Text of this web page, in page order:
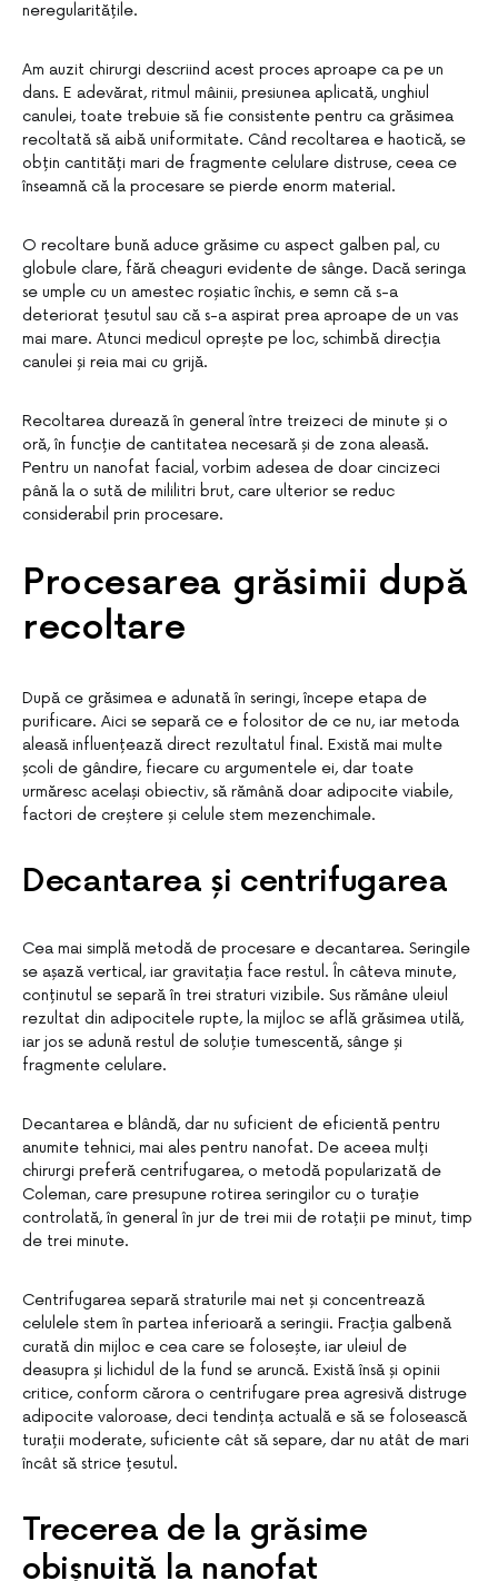
neregularitățile.
Am auzit chirurgi descriind acest proces aproape ca pe un
dans. E adevărat, ritmul mâinii, presiunea aplicată, unghiul
canulei, toate trebuie să fie consistente pentru ca grăsimea
recoltată să aibă uniformitate. Când recoltarea e haotică, se
obțin cantități mari de fragmente celulare distruse, ceea ce
înseamnă că la procesare se pierde enorm material.
O recoltare bună aduce grăsime cu aspect galben pal, cu
globule clare, fără cheaguri evidente de sânge. Dacă seringa
se umple cu un amestec roșiatic închis, e semn că s-a
deteriorat țesutul sau că s-a aspirat prea aproape de un vas
mai mare. Atunci medicul oprește pe loc, schimbă direcția
canulei și reia mai cu grijă.
Recoltarea durează în general între treizeci de minute și o
oră, în funcție de cantitatea necesară și de zona aleasă.
Pentru un nanofat facial, vorbim adesea de doar cincizeci
până la o sută de mililitri brut, care ulterior se reduc
considerabil prin procesare.
Procesarea grăsimii după
recoltare
După ce grăsimea e adunată în seringi, începe etapa de
purificare. Aici se separă ce e folositor de ce nu, iar metoda
aleasă influențează direct rezultatul final. Există mai multe
școli de gândire, fiecare cu argumentele ei, dar toate
urmăresc același obiectiv, să rămână doar adipocite viabile,
factori de creștere și celule stem mezenchimale.
Decantarea și centrifugarea
Cea mai simplă metodă de procesare e decantarea. Seringile
se așază vertical, iar gravitația face restul. În câteva minute,
conținutul se separă în trei straturi vizibile. Sus rămâne uleiul
rezultat din adipocitele rupte, la mijloc se află grăsimea utilă,
iar jos se adună restul de soluție tumescentă, sânge și
fragmente celulare.
Decantarea e blândă, dar nu suficient de eficientă pentru
anumite tehnici, mai ales pentru nanofat. De aceea mulți
chirurgi preferă centrifugarea, o metodă popularizată de
Coleman, care presupune rotirea seringilor cu o turație
controlată, în general în jur de trei mii de rotații pe minut, timp
de trei minute.
Centrifugarea separă straturile mai net și concentrează
celulele stem în partea inferioară a seringii. Fracția galbenă
curată din mijloc e cea care se folosește, iar uleiul de
deasupra și lichidul de la fund se aruncă. Există însă și opinii
critice, conform cărora o centrifugare prea agresivă distruge
adipocite valoroase, deci tendința actuală e să se folosească
turații moderate, suficiente cât să separe, dar nu atât de mari
încât să strice țesutul.
Trecerea de la grăsime
obișnuită la nanofat